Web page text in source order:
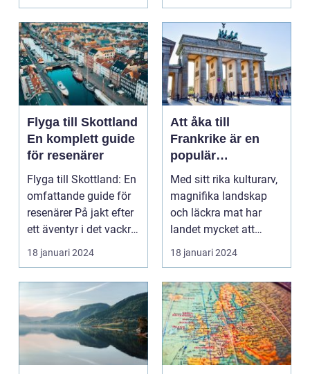
Flyga till Skottland
En komplett guide
för resenärer
Flyga till Skottland: En
omfattande guide för
resenärer På jakt efter
ett äventyr i det vackra
Skot...
18 januari 2024
Att åka till
Frankrike är en
populär
destination för
många resenärer
Med sitt rika kulturarv,
magnifika landskap
och läckra mat har
landet mycket att
erbjuda. I denna ar...
18 januari 2024